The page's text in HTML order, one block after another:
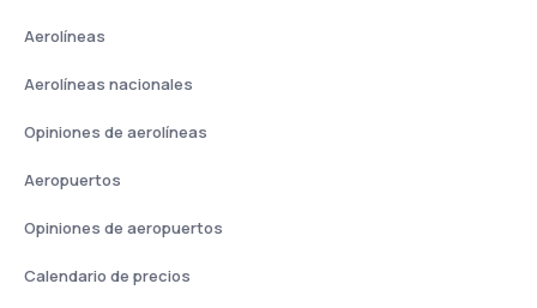
Aerolíneas
Aerolíneas nacionales
Opiniones de aerolíneas
Aeropuertos
Opiniones de aeropuertos
Calendario de precios